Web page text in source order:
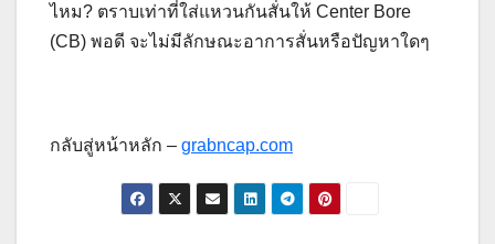
ไหม? ตราบเท่าที่ใส่แหวนกันสั่นให้ Center Bore
(CB) พอดี จะไม่มีลักษณะอาการสั่นหรือปัญหาใดๆ
กลับสู่หน้าหลัก – grabncap.com